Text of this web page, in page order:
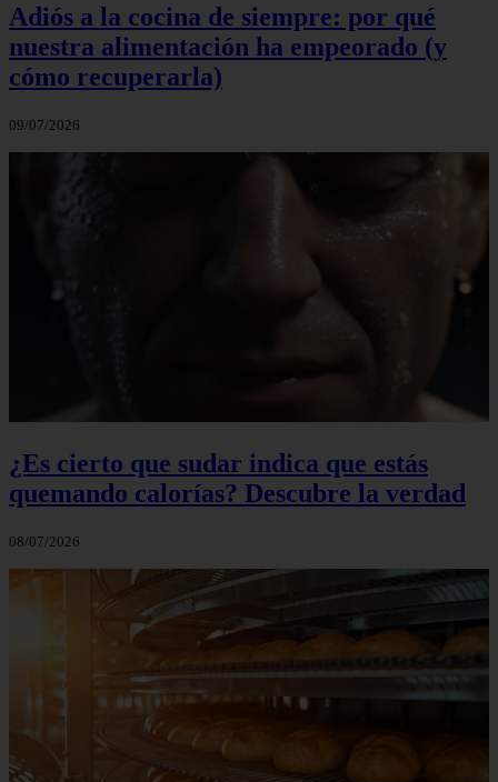
Adiós a la cocina de siempre: por qué
nuestra alimentación ha empeorado (y
cómo recuperarla)
09/07/2026
¿Es cierto que sudar indica que estás
quemando calorías? Descubre la verdad
08/07/2026